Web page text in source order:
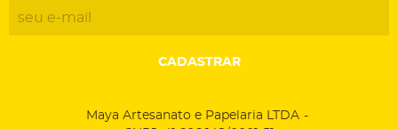
CADASTRAR
Maya Artesanato e Papelaria LTDA